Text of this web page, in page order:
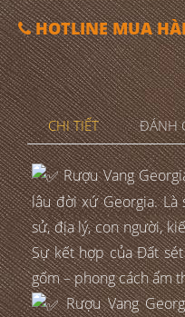
HOTLINE MUA
CHI TIẾT ĐÁNH
Rượu Vang
lâu đời xứ Georgia.
sử, địa lý, con người,
Sự kết hợp của Đất
gốm – phong cách ẩm
Rượu Vang